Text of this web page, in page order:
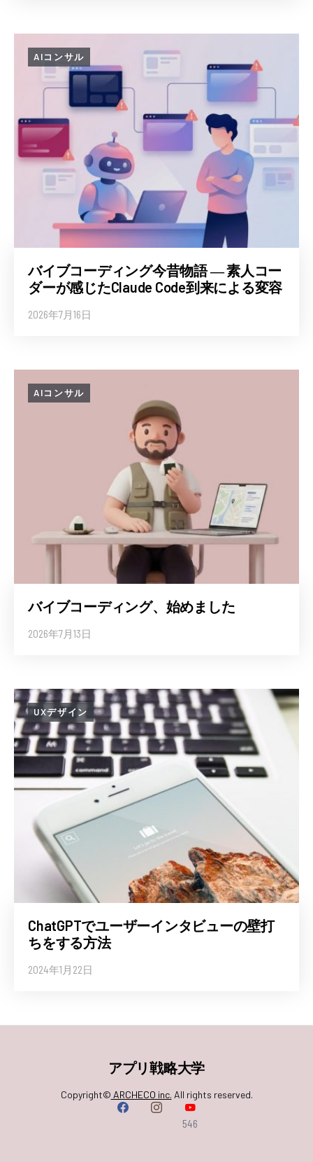
AIコンサル
バイブコーディング今昔物語 ― 素人コー
ダーが感じたClaude Code到来による変容
2026年7月16日
AIコンサル
バイブコーディング、始めました
2026年7月13日
UXデザイン
ChatGPTでユーザーインタビューの壁打
ちをする方法
2024年1月22日
546
アプリ戦略大学
Copyright© ARCHECO inc. All rights reserved.